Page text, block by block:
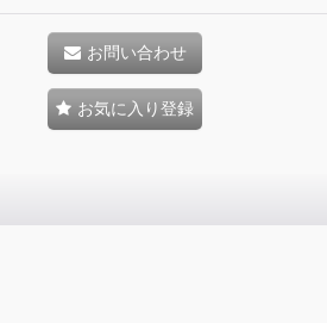
お問い合わせ
お気に入り登録